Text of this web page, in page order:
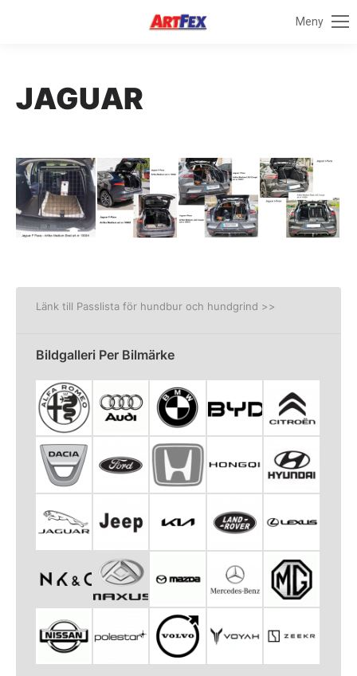
Meny
JAGUAR
Länk till Passlista för hundbur och hundgrind >>
Bildgalleri Per Bilmärke